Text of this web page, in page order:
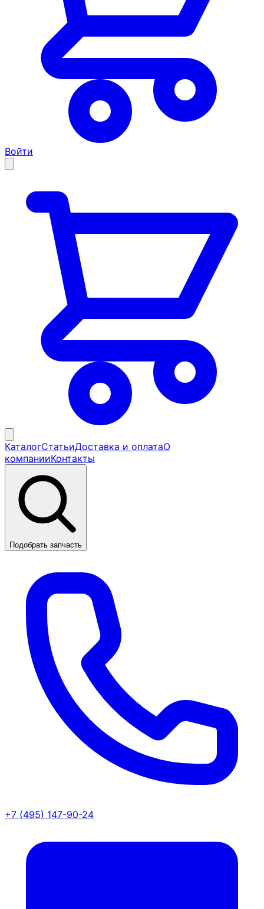
Войти
КаталогСтатьиДоставка и оплатаО
компанииКонтакты
Подобрать запчасть
+7 (495) 147-90-24